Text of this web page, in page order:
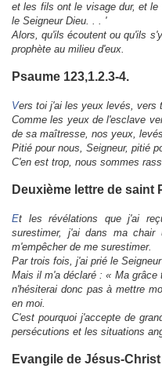
et les fils ont le visage dur, et
le Seigneur Dieu. . . '
Alors, qu'ils écoutent ou qu'ils
prophète au milieu d'eux.
Psaume 123,1.2.3-4.
Vers toi j'ai les yeux levés, vers
Comme les yeux de l'esclave
de sa maîtresse, nos yeux,
Pitié pour nous, Seigneur, pitié
C'en est trop, nous sommes
Deuxième lettre de saint
Et les révélations que j'ai
surestimer, j'ai dans ma
m'empêcher de me surestimer.
Par trois fois, j'ai prié le
Mais il m'a déclaré : « Ma
n'hésiterai donc pas à mettre
en moi.
C'est pourquoi j'accepte de
persécutions et les situations
Evangile de Jésus-